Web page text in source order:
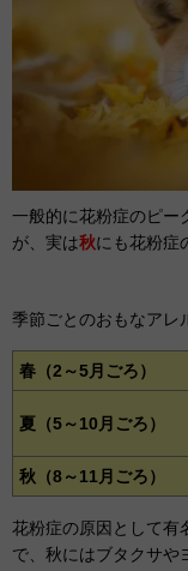
一般的に花粉症のピー
が、実は秋にも花粉症
季節ごとのおもなアレ
春（2～5月ごろ）
夏（5～10月ごろ）
秋（8～11月ごろ）
花粉症の原因として有
で、秋にはブタクサや